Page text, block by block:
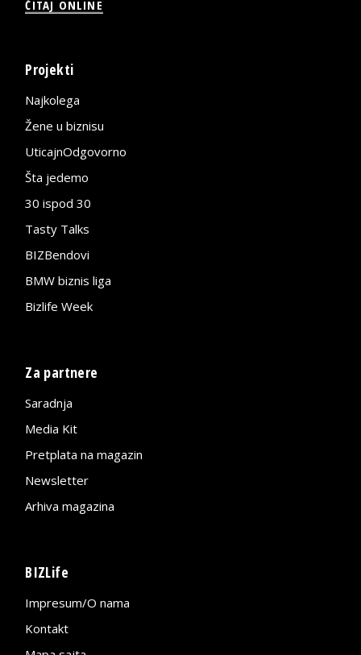
ČITAJ ONLINE
Projekti
Najkolega
Žene u biznisu
UticajnOdgovorno
Šta jedemo
30 ispod 30
Tasty Talks
BIZBendovi
BMW biznis liga
Bizlife Week
Za partnere
Saradnja
Media Kit
Pretplata na magazin
Newsletter
Arhiva magazina
BIZLife
Impresum/O nama
Kontakt